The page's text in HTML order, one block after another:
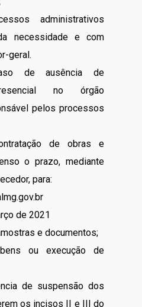
administrativos
necessidade e com
geral.
de ausência de
no órgão
pelos processos
de obras e
o prazo, mediante
para:
de 2021
e documentos;
ou execução de
de suspensão dos
os incisos II e III do